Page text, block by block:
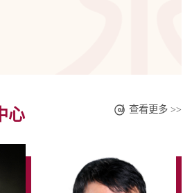
心 查看更多 >>